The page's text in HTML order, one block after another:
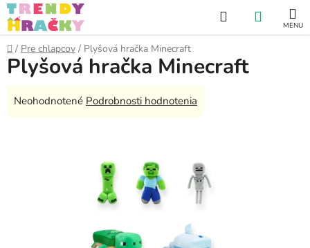
Prejsť
na
obsah
Hľadať
KOŠÍK
Domov
/ Pre chlapcov / Plyšová hračka Minecraft
Plyšová hračka Minecraft
Priemerné
Neohodnotené Podrobnosti hodnotenia